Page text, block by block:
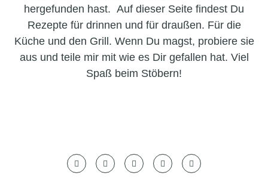
hergefunden hast. Auf dieser Seite findest Du
Rezepte für drinnen und für draußen. Für die
Küche und den Grill. Wenn Du magst, probiere sie
aus und teile mir mit wie es Dir gefallen hat. Viel
Spaß beim Stöbern!